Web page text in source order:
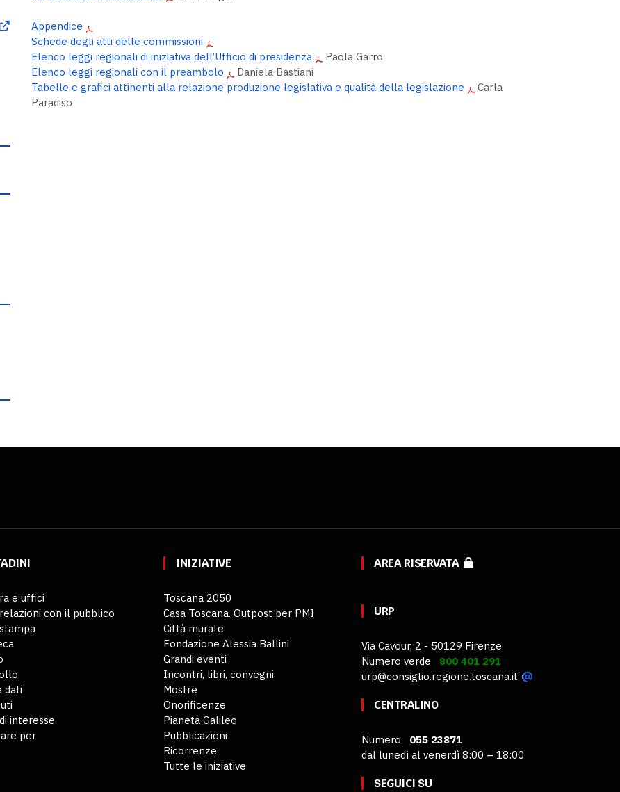
Appendice
Schede degli atti delle commissioni
Elenco leggi regionali di iniziativa dell’Ufficio di presidenza
Paola Garro
Elenco leggi regionali con il preambolo
Daniela Bastiani
Tabelle e grafici attinenti alla relazione produzione legislativa e qualità della legislazione
Carla
Paradiso
e uffici
con il pubblico
dati
interesse
per
INIZIATIVE
Toscana 2050
Casa Toscana. Outpost per PMI
Città murate
Fondazione Alessia Ballini
Grandi eventi
Incontri, libri, convegni
Mostre
Onorificenze
Pianeta Galileo
Pubblicazioni
Ricorrenze
Tutte le iniziative
AREA RISERVATA
URP
Via Cavour, 2 - 50129 Firenze
Numero verde 800 401 291
urp@consiglio.regione.toscana.it
CENTRALINO
Numero 055 23871
dal lunedì al venerdì 8:00 – 18:00
SEGUICI SU